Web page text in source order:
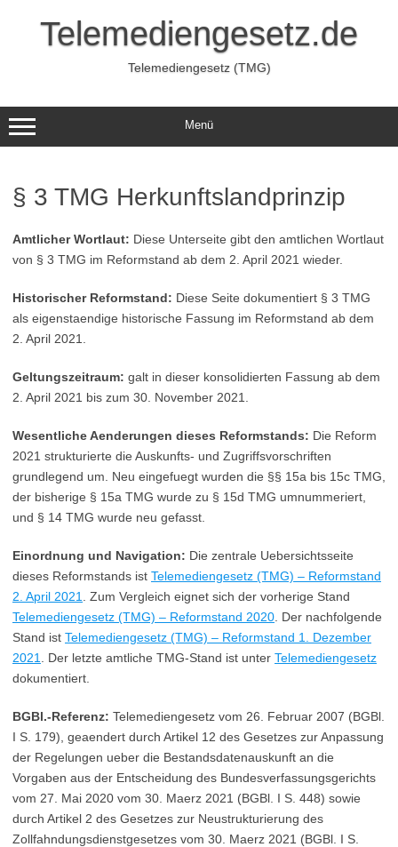
springenTelemediengesetz.de
Telemediengesetz (TMG)
Menü
§ 3 TMG Herkunftslandprinzip
Amtlicher Wortlaut: Diese Unterseite gibt den amtlichen Wortlaut
von § 3 TMG im Reformstand ab dem 2. April 2021 wieder.
Historischer Reformstand: Diese Seite dokumentiert § 3 TMG
als eigenstaendige historische Fassung im Reformstand ab dem
2. April 2021.
Geltungszeitraum: galt in dieser konsolidierten Fassung ab dem
2. April 2021 bis zum 30. November 2021.
Wesentliche Aenderungen dieses Reformstands: Die Reform
2021 strukturierte die Auskunfts- und Zugriffsvorschriften
grundlegend um. Neu eingefuegt wurden die §§ 15a bis 15c TMG,
der bisherige § 15a TMG wurde zu § 15d TMG umnummeriert,
und § 14 TMG wurde neu gefasst.
Einordnung und Navigation: Die zentrale Uebersichtsseite
dieses Reformstands ist Telemediengesetz (TMG) – Reformstand
2. April 2021
. Zum Vergleich eignet sich der vorherige Stand
Telemediengesetz (TMG) – Reformstand 2020 . Der nachfolgende
Stand ist Telemediengesetz (TMG) – Reformstand 1. Dezember
2021
. Der letzte amtliche TMG-Stand ist unter Telemediengesetz
dokumentiert.
BGBl.-Referenz: Telemediengesetz vom 26. Februar 2007 (BGBl.
I S. 179), geaendert durch Artikel 12 des Gesetzes zur Anpassung
der Regelungen ueber die Bestandsdatenauskunft an die
Vorgaben aus der Entscheidung des Bundesverfassungsgerichts
vom 27. Mai 2020 vom 30. Maerz 2021 (BGBl. I S. 448) sowie
durch Artikel 2 des Gesetzes zur Neustrukturierung des
Zollfahndungsdienstgesetzes vom 30. Maerz 2021 (BGBl. I S.